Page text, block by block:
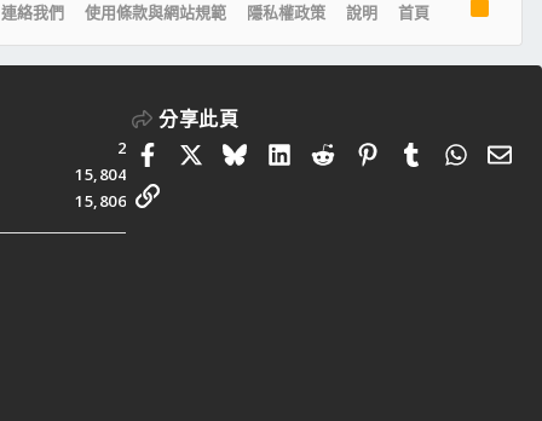
連絡我們 使用條款與網站規範 隱私權政策 說明 首頁
2
15,804
15,806
分享此頁
FacebookBlueskyLinkedIn
RedditPinterestTumblr 電
連結